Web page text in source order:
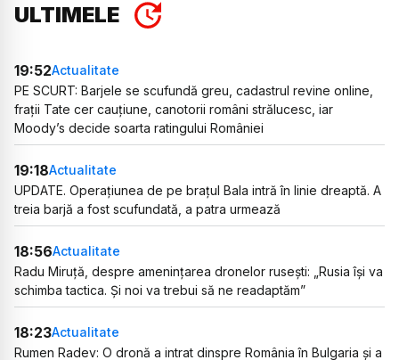
ULTIMELE
19:52Actualitate
PE SCURT: Barjele se scufundă greu, cadastrul revine online,
frații Tate cer cauțiune, canotorii români strălucesc, iar
Moody’s decide soarta ratingului României
19:18Actualitate
UPDATE. Operațiunea de pe brațul Bala intră în linie dreaptă. A
treia barjă a fost scufundată, a patra urmează
18:56Actualitate
Radu Miruță, despre amenințarea dronelor rusești: „Rusia își va
schimba tactica. Și noi va trebui să ne readaptăm”
18:23Actualitate
Rumen Radev: O dronă a intrat dinspre România în Bulgaria și a